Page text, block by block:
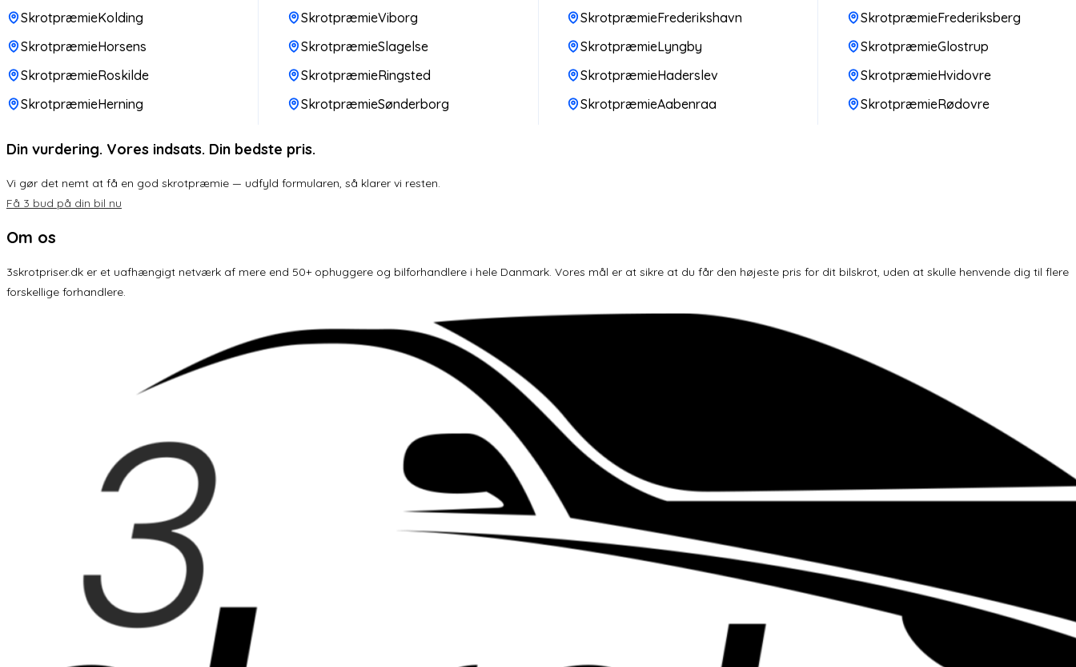
SkrotpræmieKolding
SkrotpræmieHorsens
SkrotpræmieRoskilde
SkrotpræmieHerning
SkrotpræmieViborg
SkrotpræmieSlagelse
SkrotpræmieRingsted
SkrotpræmieSønderborg
SkrotpræmieFrederikshavn
SkrotpræmieLyngby
SkrotpræmieHaderslev
SkrotpræmieAabenraa
SkrotpræmieFrederiksberg
SkrotpræmieGlostrup
SkrotpræmieHvidovre
SkrotpræmieRødovre
Din vurdering. Vores indsats. Din bedste pris.
Vi gør det nemt at få en god skrotpræmie — udfyld formularen, så klarer vi resten.
Få 3 bud på din bil nu
Om os
3skrotpriser.dk er et uafhængigt netværk af mere end 50+ ophuggere og bilforhandlere i hele Danmark. Vores mål er at sikre at du får den højeste pris for dit bilskrot, uden at skulle henvende dig til flere
forskellige forhandlere.